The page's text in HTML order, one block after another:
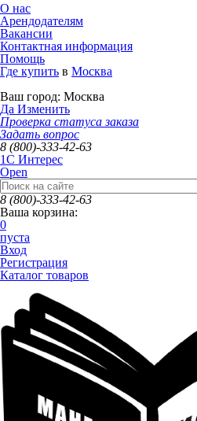
О нас
Арендодателям
Вакансии
Контактная информация
Помощь
Где купить в Москва
Ваш город: Москва
Да Изменить
Проверка статуса заказа
Задать вопрос
8 (800)-333-42-63
1C Интерес
Open
8 (800)-333-42-63
Ваша корзина:
0
пуста
Вход
Регистрация
Каталог товаров